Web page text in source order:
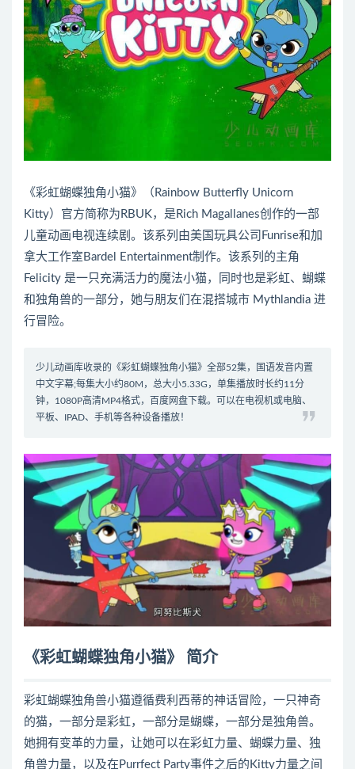
《彩虹蝴蝶独角小猫》（Rainbow Butterfly Unicorn
Kitty）官方简称为RBUK，是Rich Magallanes创作的一部
儿童动画电视连续剧。该系列由美国玩具公司Funrise和加
拿大工作室Bardel Entertainment制作。该系列的主角
Felicity 是一只充满活力的魔法小猫，同时也是彩虹、蝴蝶
和独角兽的一部分，她与朋友们在混搭城市 Mythlandia 进
行冒险。
少儿动画库收录的《彩虹蝴蝶独角小猫》全部52集，国语发音内置
中文字幕;每集大小约80M，总大小5.33G，单集播放时长约11分
钟，1080P高清MP4格式，百度网盘下载。可以在电视机或电脑、
平板、IPAD、手机等各种设备播放！
《彩虹蝴蝶独角小猫》 简介
彩虹蝴蝶独角兽小猫遵循费利西蒂的神话冒险，一只神奇
的猫，一部分是彩虹，一部分是蝴蝶，一部分是独角兽。
她拥有变革的力量，让她可以在彩虹力量、蝴蝶力量、独
角兽力量，以及在Purrfect Party事件之后的Kitty力量之间